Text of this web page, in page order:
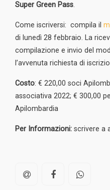
Super Green Pass.
Come iscriversi: compila il
di lunedì 28 febbraio. La
compilazione e invio del
l’avvenuta richiesta di
Costo: € 220,00 soci
associativa 2022; € 300,00
Apilombardia
Per Informazioni: scrivere a